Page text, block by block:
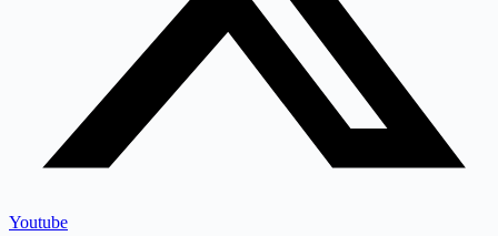
Youtube